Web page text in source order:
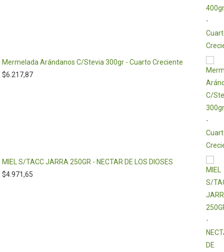
Mermelada Arándanos C/Stevia 300gr - Cuarto Creciente
$6.217,87
MIEL S/TACC JARRA 250GR - NECTAR DE LOS DIOSES
$4.971,65